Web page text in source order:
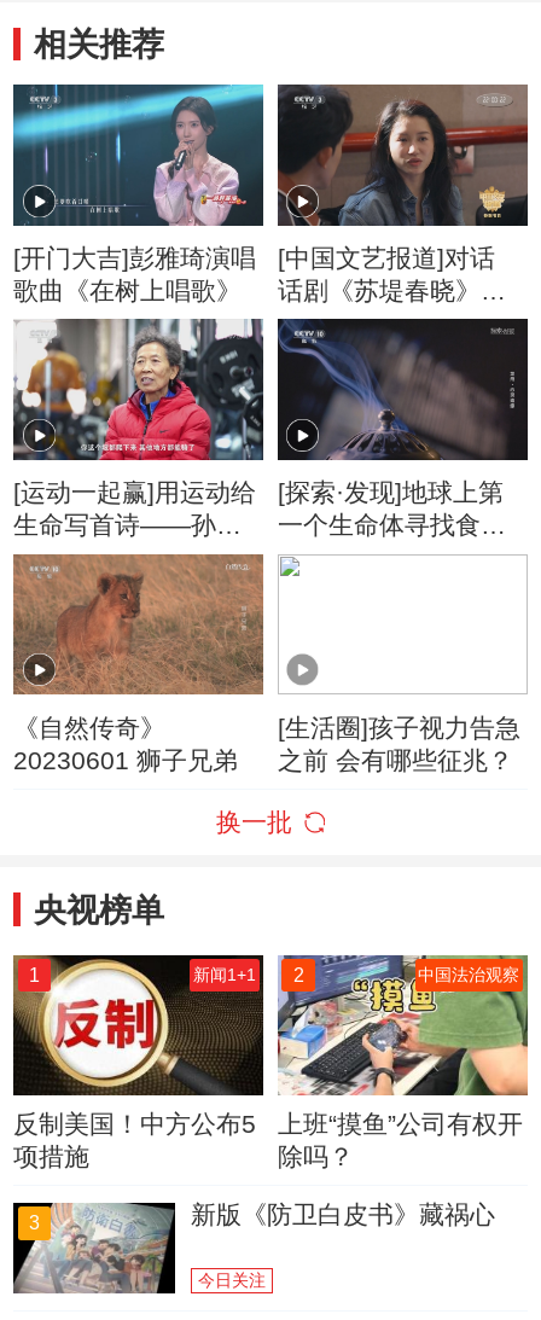
相关推荐
[开门大吉]彭雅琦演唱
歌曲《在树上唱歌》
[中国文艺报道]对话
话剧《苏堤春晓》王
弗饰演者苏青
[运动一起赢]用运动给
生命写首诗——孙明
慧
[探索·发现]地球上第
一个生命体寻找食物
最重要的方式就是通
《自然传奇》
20230601 狮子兄弟
[生活圈]孩子视力告急
之前 会有哪些征兆？
换一批
央视榜单
1 新闻1+1
反制美国！中方公布5
项措施
2 中国法治观察
上班“摸鱼”公司有权开
除吗？
3 新版《防卫白皮书》藏祸心
今日关注